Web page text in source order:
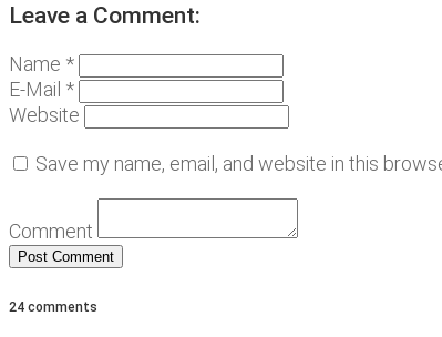
Leave a Comment:
Name *
E-Mail *
Website
Save my name, email, and website in this
Comment
24 comments